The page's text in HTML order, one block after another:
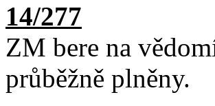
14/277
ZM bere na
průběžně plněny.